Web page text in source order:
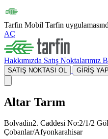
Tarfin Mobil Tarfin
AÇ
Hakkımızda Satış Noktalarımız
SATIŞ NOKTASI OL GİRİŞ YAP
Altar Tarım
Bolvadin2. Caddesi No:2/1/2
Çobanlar/Afyonkarahisar